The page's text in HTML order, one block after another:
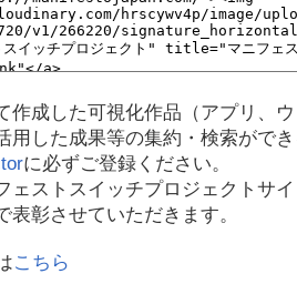
作成した可視化作品（アプリ、ウ
用した成果等の集約・検索ができ
に必ずご登録ください。
ェストスイッチプロジェクトサイ
表彰させていただきます。
こちら